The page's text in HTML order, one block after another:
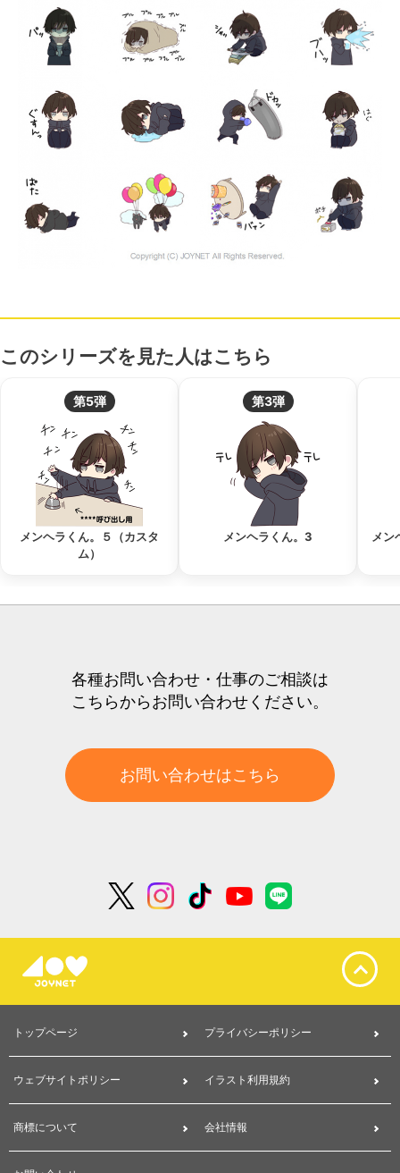
このシリーズを見た人はこちら
第5弾
メンヘラくん。５（カスタ
ム）
第3弾
メンヘラくん。3 メン
各種お問い合わせ・仕事のご相談は
こちらからお問い合わせください。
お問い合わせはこちら
トップページ プライバシーポリシー
ウェブサイトポリシー イラスト利用規約
商標について 会社情報